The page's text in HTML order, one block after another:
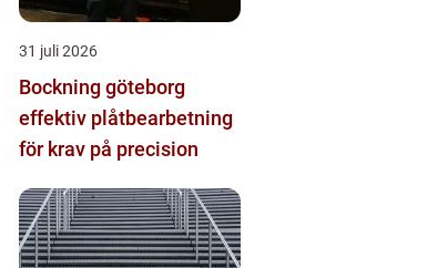
31 juli 2026
Bockning göteborg
effektiv plåtbearbetning
för krav på precision